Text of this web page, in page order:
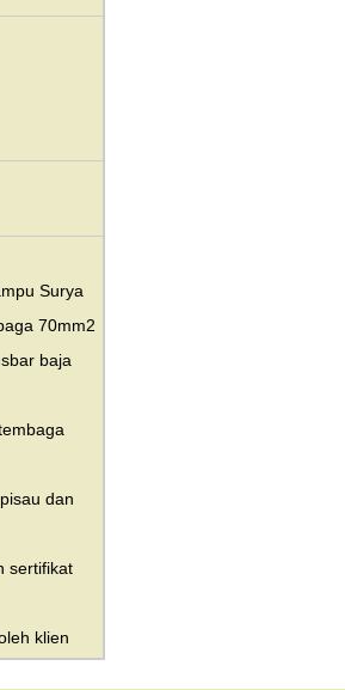
Surya
70mm2
baja
dan
sertifikat
klien